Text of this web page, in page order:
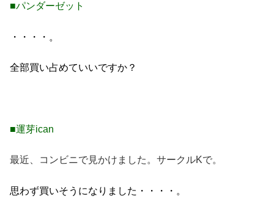
■パンダーゼット
・・・・。
全部買い占めていいですか？
■運芽ican
最近、コンビニで見かけました。サークルKで。
思わず買いそうになりました・・・・。